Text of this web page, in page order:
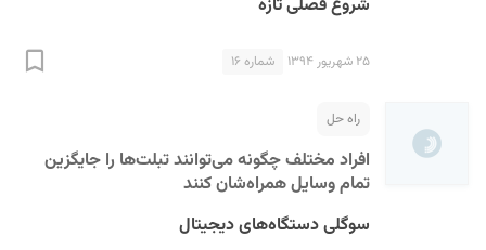
شروع فصلی تازه
۲۵ شهریور ۱۳۹۴ شماره ۱۶
راه حل
افراد مختلف چگونه می‌توانند تبلت‌ها را جایگزین
تمام وسايل همراه‌شان کنند
سوگلی دستگاه‌های دیجیتال